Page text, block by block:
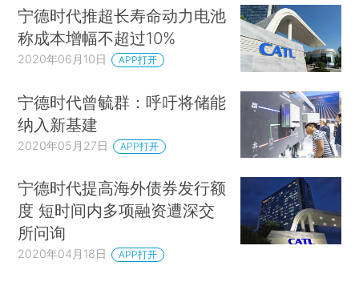
宁德时代推超长寿命动力电池
称成本增幅不超过10%
2020年06月10日 APP打开
宁德时代曾毓群：呼吁将储能
纳入新基建
2020年05月27日 APP打开
宁德时代提高海外债券发行额
度 短时间内多项融资遭深交
所问询
2020年04月18日 APP打开